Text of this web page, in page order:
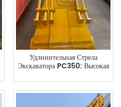
Удлинительная Стрела
Экскаватора PC350: Высокая
Дноуглубительных И
Строительных Работ.